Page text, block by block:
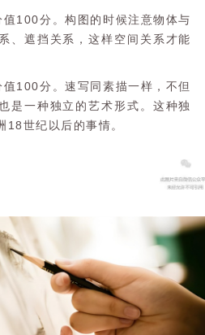
100分。构图的时候注意物体与
、遮挡关系，这样空间关系才能
100分。速写同素描一样，不但
是一种独立的艺术形式。这种独
18世纪以后的事情。